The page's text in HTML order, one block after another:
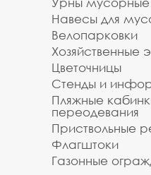
Навесы для
Велопарковки
Хозяйственные
Цветочницы
Стенды и
Пляжные
переодевания
Приствольные
Флагштоки
Газонные